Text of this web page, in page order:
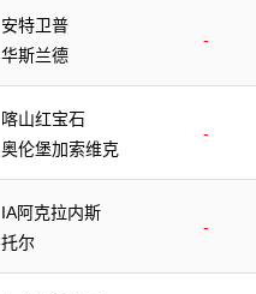
安特卫普
-
华斯兰德
喀山红宝石
-
奥伦堡加索维克
IA阿克拉内斯
-
托尔